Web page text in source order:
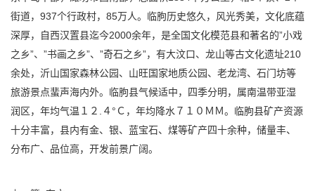
街道，937个行政村，85万人。临朐历史悠久，风光秀美，文化底蕴
深厚，自西汉置县迄今2000余年，是全国文化模范县和著名的”小戏
之乡”、”书画之乡”、”奇石之乡”，有大汶口、龙山等古文化遗址210
余处，沂山国家森林公园、山旺国家地质公园、老龙湾、石门坊等
旅游景点蜚声海内外。临朐县气候适中，四季分明，属南温带亚湿
润区，年均气温１２.４°Ｃ，年均降水７１０ＭＭ。临朐县矿产资源
十分丰富，县内有金、银、蓝宝石、煤等矿产四十余种，储量丰、
分布广、品位高，开发前景广阔。